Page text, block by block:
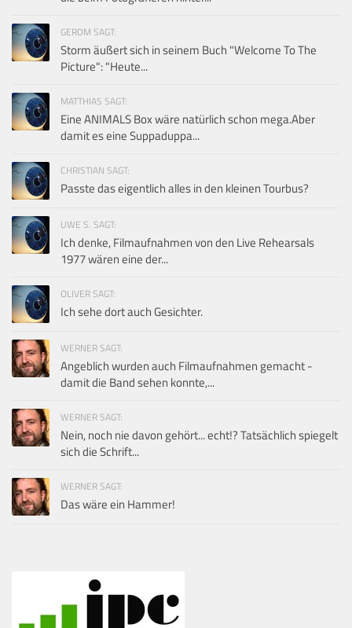
GERDM SAGT:
Storm äußert sich in seinem Buch "Welcome To The
Picture": "Heute...
MATTHIAS SAGT:
Eine ANIMALS Box wäre natürlich schon mega.Aber
damit es eine Suppaduppa...
CHRISTIAN SAGT:
Passte das eigentlich alles in den kleinen Tourbus?
UWE S. SAGT:
Ich denke, Filmaufnahmen von den Live Rehearsals
1977 wären eine der...
OLIVER SAGT:
Ich sehe dort auch Gesichter.
WERNER SAGT:
Angeblich wurden auch Filmaufnahmen gemacht -
damit die Band sehen konnte,...
WERNER SAGT:
Nein, noch nie davon gehört... echt!? Tatsächlich spiegelt
sich die Schrift...
WERNER SAGT:
Das wäre ein Hammer!